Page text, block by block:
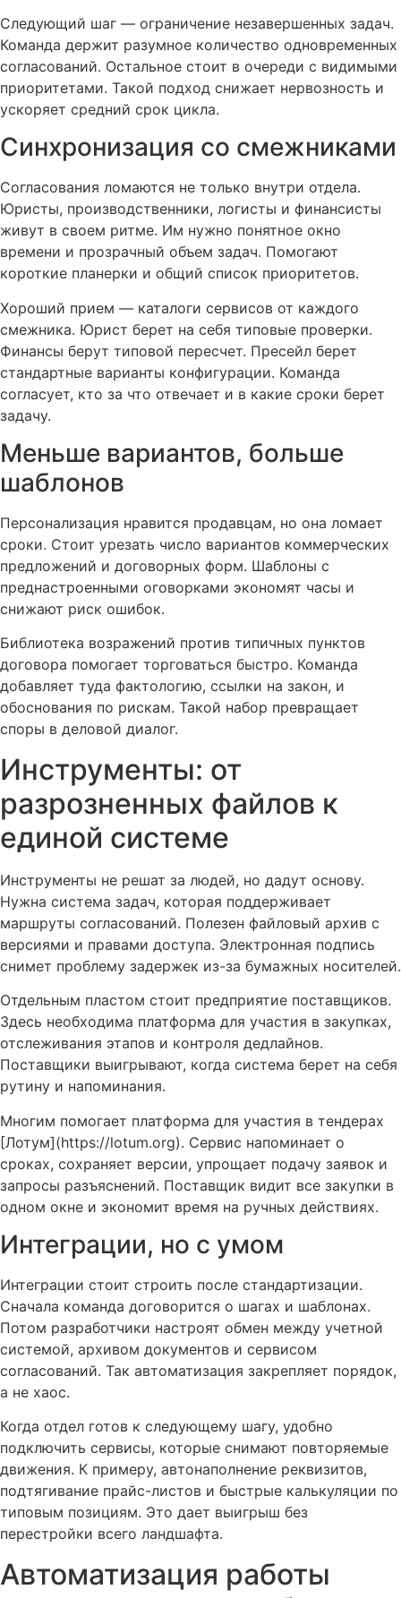
Следующий шаг — ограничение незавершенных задач.
Команда держит разумное количество одновременных
согласований. Остальное стоит в очереди с видимыми
приоритетами. Такой подход снижает нервозность и
ускоряет средний срок цикла.
Синхронизация со смежниками
Согласования ломаются не только внутри отдела.
Юристы, производственники, логисты и финансисты
живут в своем ритме. Им нужно понятное окно
времени и прозрачный объем задач. Помогают
короткие планерки и общий список приоритетов.
Хороший прием — каталоги сервисов от каждого
смежника. Юрист берет на себя типовые проверки.
Финансы берут типовой пересчет. Пресейл берет
стандартные варианты конфигурации. Команда
согласует, кто за что отвечает и в какие сроки берет
задачу.
Меньше вариантов, больше
шаблонов
Персонализация нравится продавцам, но она ломает
сроки. Стоит урезать число вариантов коммерческих
предложений и договорных форм. Шаблоны с
преднастроенными оговорками экономят часы и
снижают риск ошибок.
Библиотека возражений против типичных пунктов
договора помогает торговаться быстро. Команда
добавляет туда фактологию, ссылки на закон, и
обоснования по рискам. Такой набор превращает
споры в деловой диалог.
Инструменты: от
разрозненных файлов к
единой системе
Инструменты не решат за людей, но дадут основу.
Нужна система задач, которая поддерживает
маршруты согласований. Полезен файловый архив с
версиями и правами доступа. Электронная подпись
снимет проблему задержек из-за бумажных носителей.
Отдельным пластом стоит предприятие поставщиков.
Здесь необходима платформа для участия в закупках,
отслеживания этапов и контроля дедлайнов.
Поставщики выигрывают, когда система берет на себя
рутину и напоминания.
Многим помогает платформа для участия в тендерах
[Лотум](https://lotum.org). Сервис напоминает о
сроках, сохраняет версии, упрощает подачу заявок и
запросы разъяснений. Поставщик видит все закупки в
одном окне и экономит время на ручных действиях.
Интеграции, но с умом
Интеграции стоит строить после стандартизации.
Сначала команда договорится о шагах и шаблонах.
Потом разработчики настроят обмен между учетной
системой, архивом документов и сервисом
согласований. Так автоматизация закрепляет порядок,
а не хаос.
Когда отдел готов к следующему шагу, удобно
подключить сервисы, которые снимают повторяемые
движения. К примеру, автонаполнение реквизитов,
подтягивание прайс-листов и быстрые калькуляции по
типовым позициям. Это дает выигрыш без
перестройки всего ландшафта.
Автоматизация работы